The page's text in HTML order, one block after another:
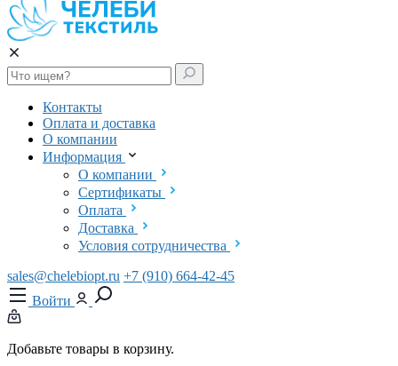
Контакты
Оплата и доставка
О компании
Информация
О компании
Сертификаты
Оплата
Доставка
Условия сотрудничества
sales@chelebiopt.ru +7 (910) 664-42-45
Войти
Добавьте товары в корзину.